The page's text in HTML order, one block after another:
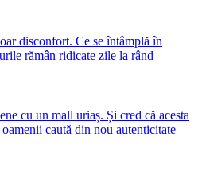
disconfort. Ce se întâmplă în
rămân ridicate zile la rând
cu un mall uriaș. Și cred că acesta
caută din nou autenticitate